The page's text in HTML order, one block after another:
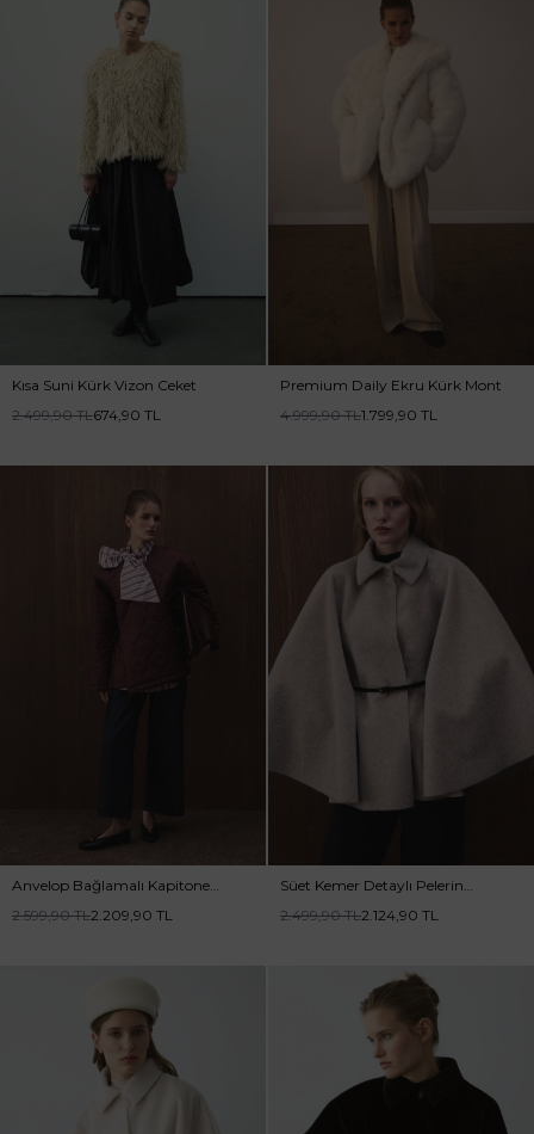
Kısa Suni Kürk Vizon Ceket
2.499,90TL674,90 TL
Premium Daily Ekru Kürk Mont
4.999,90TL1.799,90 TL
Anvelop Bağlamalı Kapitone
2.599,90TL2.209,90 TL
Süet Kemer Detaylı Pelerin
2.499,90TL2.124,90 TL